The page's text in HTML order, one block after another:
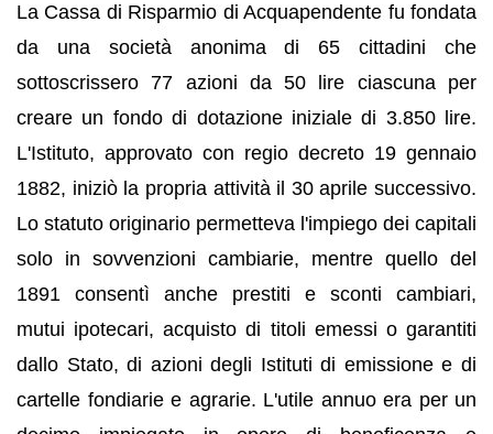
La Cassa di Risparmio di Acquapendente fu fondata
da una società anonima di 65 cittadini che
sottoscrissero 77 azioni da 50 lire ciascuna per
creare un fondo di dotazione iniziale di 3.850 lire.
L'Istituto, approvato con regio decreto 19 gennaio
1882, iniziò la propria attività il 30 aprile successivo.
Lo statuto originario permetteva l'impiego dei capitali
solo in sovvenzioni cambiarie, mentre quello del
1891 consentì anche prestiti e sconti cambiari,
mutui ipotecari, acquisto di titoli emessi o garantiti
dallo Stato, di azioni degli Istituti di emissione e di
cartelle fondiarie e agrarie. L'utile annuo era per un